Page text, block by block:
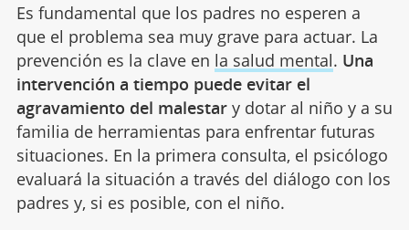
Es fundamental que los padres no esperen a
que el problema sea muy grave para actuar. La
prevención es la clave en la salud mental. Una
intervención a tiempo puede evitar el
agravamiento del malestary dotar al niño y a su
familia de herramientas para enfrentar futuras
situaciones. En la primera consulta, el psicólogo
evaluará la situación a través del diálogo con los
padres y, si es posible, con el niño.